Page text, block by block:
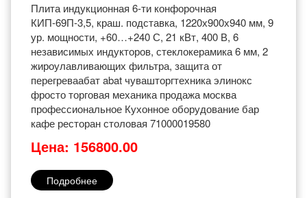
Плита индукционная 6-ти конфорочная
КИП-69П-3,5, краш. подставка, 1220х900х940 мм, 9
ур. мощности, +60…+240 С, 21 кВт, 400 В, 6
независимых индукторов, стеклокерамика 6 мм, 2
жироулавливающих фильтра, защита от
перегреваабат abat чувашторгтехника элинокс
фросто торговая механика продажа москва
профессиональное Кухонное оборудование бар
кафе ресторан столовая 71000019580
Цена: 156800.00
Подробнее